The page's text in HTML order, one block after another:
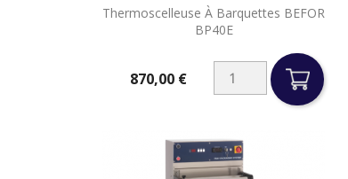
Thermoscelleuse À Barquettes BEFOR
BP40E
870,00 €
Aperçu rapide